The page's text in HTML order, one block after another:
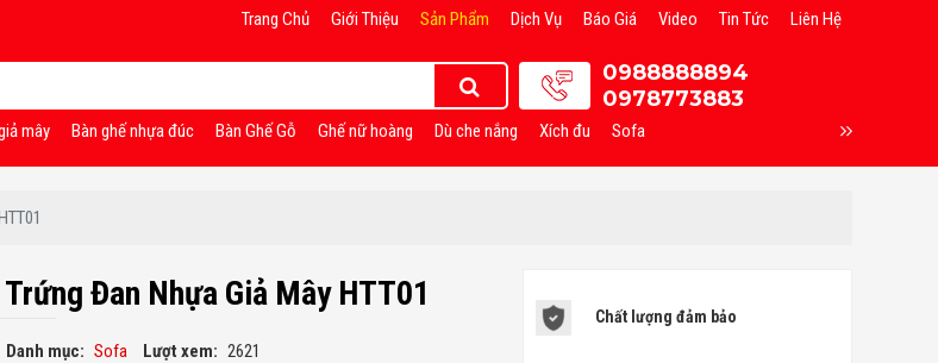
Trang Chủ Giới Thiệu Sản Phẩm Dịch Vụ Báo Giá Video Tin Tức Liên Hệ
0988888894
0978773883
mây Bàn ghế nhựa đúc Bàn Ghế Gỗ Ghế nữ hoàng Dù che nắng Xích đu Sofa
Đan Nhựa Giả Mây HTT01
Danh mục: Sofa Lượt xem: 2621
Chất lượng đảm bảo